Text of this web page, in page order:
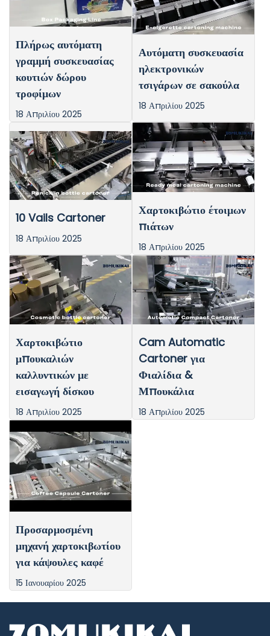
Πλήρως αυτόματη
γραμμή συσκευασίας
κουτιών δώρου
τροφίμων
18 Απριλίου 2025
Αυτόματη συσκευασία
ηλεκτρονικών
τσιγάρων σε σακούλα
18 Απριλίου 2025
10 Vails Cartoner
18 Απριλίου 2025
Χαρτοκιβώτιο έτοιμων
πιάτων
18 Απριλίου 2025
Χαρτοκιβώτιο
μπουκαλιών
καλλυντικών με
εισαγωγή δίσκου
18 Απριλίου 2025
Cam Automatic
Cartoner για
Φιαλίδια &
Μπουκάλια
18 Απριλίου 2025
Προσαρμοσμένη
μηχανή χαρτοκιβωτίου
για κάψουλες καφέ
15 Ιανουαρίου 2025